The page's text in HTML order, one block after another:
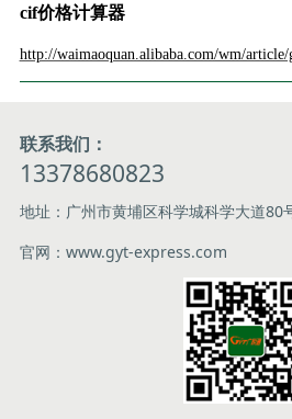
cif价格计算器
http://waimaoquan.alibaba.com/wm/
联系我们：
13378680823
地址：广州市黄埔区科学城科学大道80
官网：www.gyt-express.com